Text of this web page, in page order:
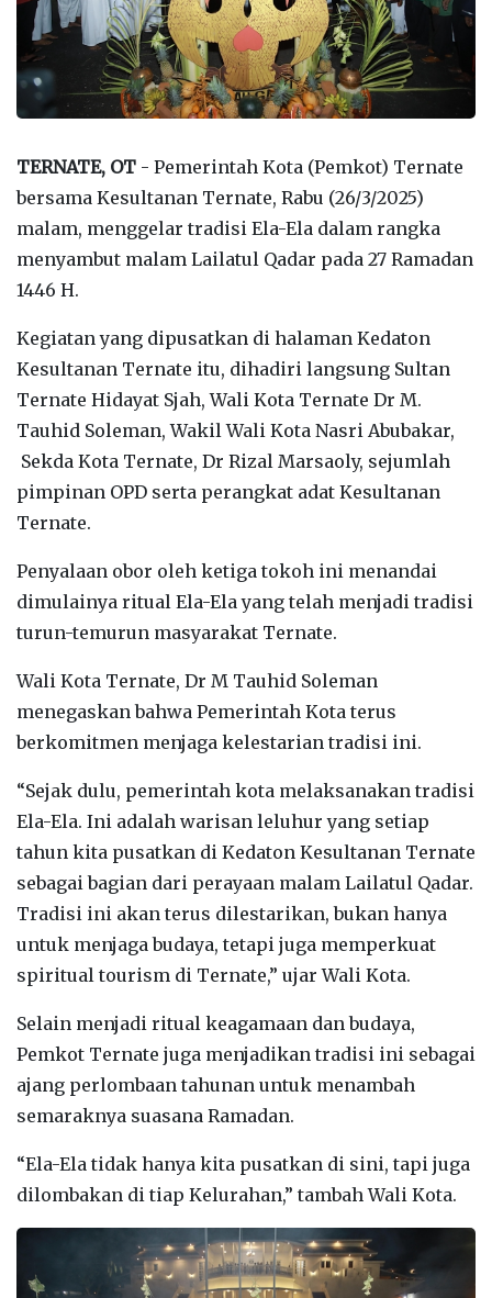
TERNATE, OT - Pemerintah Kota (Pemkot) Ternate
bersama Kesultanan Ternate, Rabu (26/3/2025)
malam, menggelar tradisi Ela-Ela dalam rangka
menyambut malam Lailatul Qadar pada 27 Ramadan
1446 H.
Kegiatan yang dipusatkan di halaman Kedaton
Kesultanan Ternate itu, dihadiri langsung Sultan
Ternate Hidayat Sjah, Wali Kota Ternate Dr M.
Tauhid Soleman, Wakil Wali Kota Nasri Abubakar,
Sekda Kota Ternate, Dr Rizal Marsaoly, sejumlah
pimpinan OPD serta perangkat adat Kesultanan
Ternate.
Penyalaan obor oleh ketiga tokoh ini menandai
dimulainya ritual Ela-Ela yang telah menjadi tradisi
turun-temurun masyarakat Ternate.
Wali Kota Ternate, Dr M Tauhid Soleman
menegaskan bahwa Pemerintah Kota terus
berkomitmen menjaga kelestarian tradisi ini.
“Sejak dulu, pemerintah kota melaksanakan tradisi
Ela-Ela. Ini adalah warisan leluhur yang setiap
tahun kita pusatkan di Kedaton Kesultanan Ternate
sebagai bagian dari perayaan malam Lailatul Qadar.
Tradisi ini akan terus dilestarikan, bukan hanya
untuk menjaga budaya, tetapi juga memperkuat
spiritual tourism di Ternate,” ujar Wali Kota.
Selain menjadi ritual keagamaan dan budaya,
Pemkot Ternate juga menjadikan tradisi ini sebagai
ajang perlombaan tahunan untuk menambah
semaraknya suasana Ramadan.
“Ela-Ela tidak hanya kita pusatkan di sini, tapi juga
dilombakan di tiap Kelurahan,” tambah Wali Kota.